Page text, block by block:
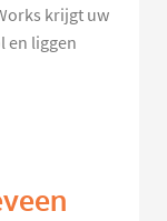
krijgt uw
en liggen